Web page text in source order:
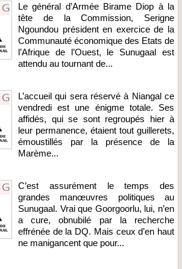
Le général d’Armée Birame Diop à la
tête de la Commission, Serigne
Ngoundou président en exercice de la
Communauté économique des Etats de
l’Afrique de l’Ouest, le Sunugaal est
attendu au tournant de...
L’accueil qui sera réservé à Niangal ce
vendredi est une énigme totale. Ses
affidés, qui se sont regroupés hier à
leur permanence, étaient tout guillerets,
émoustillés par la présence de la
Marème...
C’est assurément le temps des
grandes manœuvres politiques au
Sunugaal. Vrai que Goorgoorlu, lui, n’en
a cure, obnubilé par la recherche
effrénée de la DQ. Mais ceux d’en haut
ne manigancent que pour...